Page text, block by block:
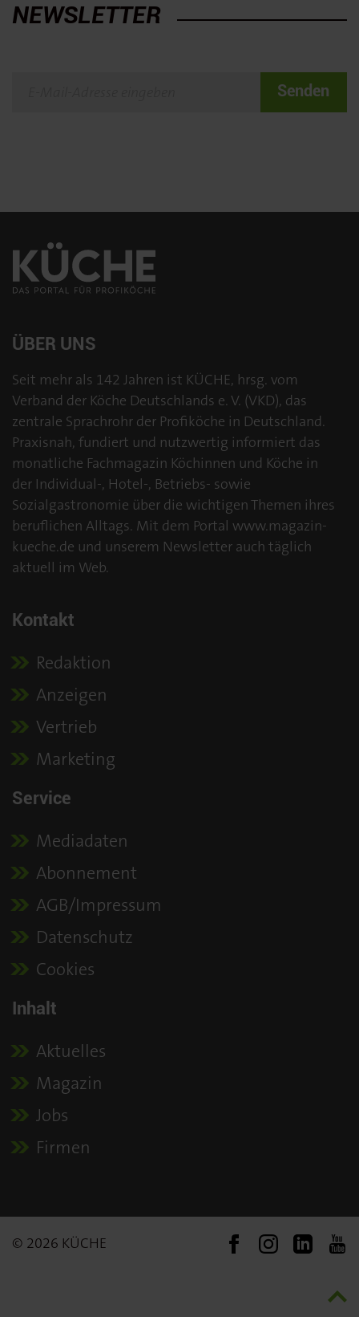
NEWSLETTER
Senden
ÜBER UNS
Seit mehr als 142 Jahren ist KÜCHE, hrsg. vom
Verband der Köche Deutschlands e. V. (VKD), das
zentrale Sprachrohr der Profiköche in Deutschland.
Praxisnah, fundiert und nutzwertig informiert das
monatliche Fachmagazin Köchinnen und Köche in
der Individual-, Hotel-, Betriebs- sowie
Sozialgastronomie über die wichtigen Themen ihres
beruflichen Alltags. Mit dem Portal www.magazin-
kueche.de und unserem Newsletter auch täglich
aktuell im Web.
Kontakt
Redaktion
Anzeigen
Vertrieb
Marketing
Service
Mediadaten
Abonnement
AGB/Impressum
Datenschutz
Cookies
Inhalt
Aktuelles
Magazin
Jobs
Firmen
© 2026 KÜCHE